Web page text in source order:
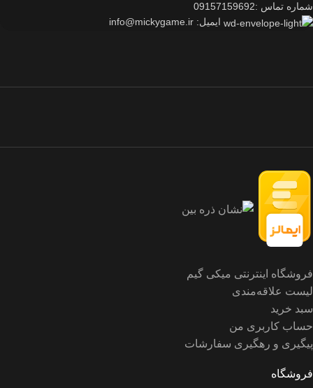
شماره تماس :09157159692
ایمیل: info@mickygame.ir
فروشگاه اینترنتی میکی گیم
لیست علاقه‌مندی
سبد خرید
حساب کاربری من
پیگیری و رهگیری سفارشات
فروشگاه